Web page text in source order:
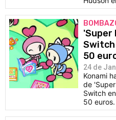
'Super
50
24 de
Konami
de
Switch
50 euros.